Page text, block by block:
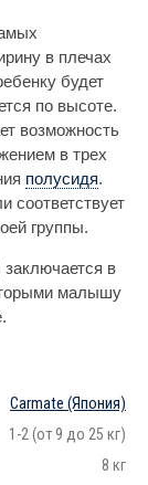
в плечах
будет
по высоте.
возможность
в трех
полусидя.
соответствует
группы.
в
малышу
Carmate (Япония)
1-2 (от 9 до 25 кг)
8 кг